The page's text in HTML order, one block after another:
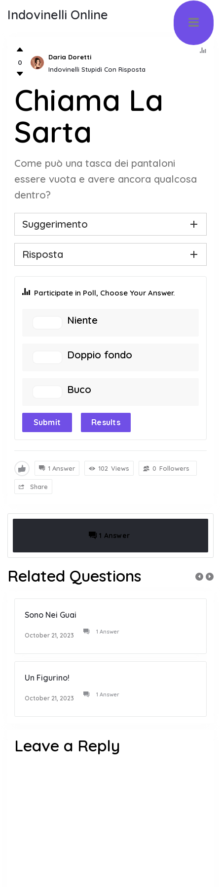
Indovinelli Online
0
Daria Doretti
Indovinelli Stupidi Con Risposta
Chiama La
Sarta
Come può una tasca dei pantaloni
essere vuota e avere ancora qualcosa
dentro?
Suggerimento
Risposta
Participate in Poll, Choose Your Answer.
Niente
Doppio fondo
Buco
Submit Results
1 Answer 102 Views 0 Followers
Share
1 Answer
Related Questions
Sono Nei Guai
October 21, 2023 1 Answer
Un Figurino!
October 21, 2023 1 Answer
Leave a Reply